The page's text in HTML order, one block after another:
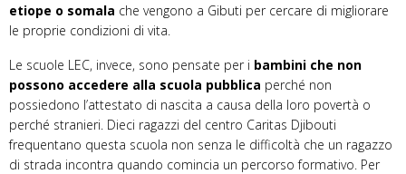
etiope o somala che vengono a Gibuti per cercare di migliorare
le proprie condizioni di vita.
Le scuole LEC, invece, sono pensate per i bambini che non
possono accedere alla scuola pubblica perché non
possiedono l’attestato di nascita a causa della loro povertà o
perché stranieri. Dieci ragazzi del centro Caritas Djibouti
frequentano questa scuola non senza le difficoltà che un ragazzo
di strada incontra quando comincia un percorso formativo. Per